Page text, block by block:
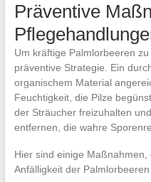
Präventive
Um kräftige Palmlorbeeren
präventive Strategie. Ein
organischem Material
Feuchtigkeit, die Pilze
der Sträucher freizuhalten
entfernen, die wahre
Hier sind einige
Anfälligkeit der